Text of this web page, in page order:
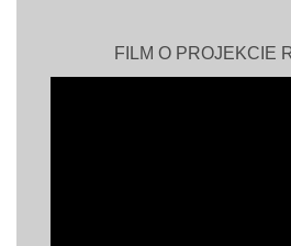
FILM O PROJEKCIE